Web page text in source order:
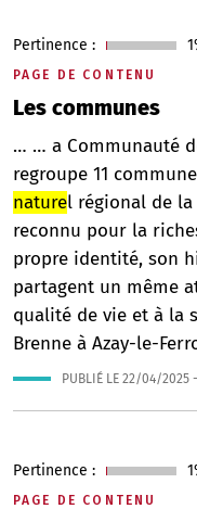
PAGE DE CONTENU
Les communes
Pertinence :
… … a Communauté
regroupe 11
naturel régional de
reconnu pour la
propre identité, son
partagent un même
qualité de vie et à la
Brenne à Azay-le-
PUBLIÉ LE 22/04/2025
PAGE DE CONTENU
Pertinence :